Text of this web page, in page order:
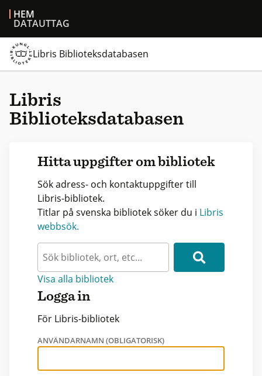
HEM
DATAUTTAG
Libris Biblioteksdatabasen
Libris
Biblioteksdatabasen
Hitta uppgifter om bibliotek
Sök adress- och kontaktuppgifter till
Libris-bibliotek.
Titlar på svenska bibliotek söker du i Libris
webbsök.
Visa alla bibliotek
Logga in
För Libris-bibliotek
ANVÄNDARNAMN (OBLIGATORISK)